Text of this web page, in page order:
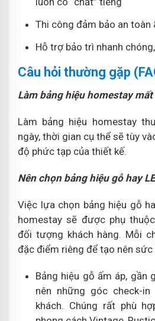
Thi công đảm bảo an toàn
Hỗ trợ bảo trì nhanh
Câu hỏi thường gặp
Làm bảng hiệu homestay mất
Làm bảng hiệu homestay
ngày, thời gian cụ thể sẽ tùy
độ phức tạp của thiết kế.
Nên chọn bảng hiệu gỗ hay
Việc lựa chọn bảng hiệu gỗ
homestay sẽ được phụ
đối tượng khách hàng. Mỗi
đặc điểm riêng để tạo nên
Bảng hiệu gỗ ấm áp, gần
nên những góc check-
khách. Chúng rất phù